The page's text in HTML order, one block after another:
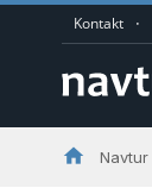
Kontakt ·
home Navtur